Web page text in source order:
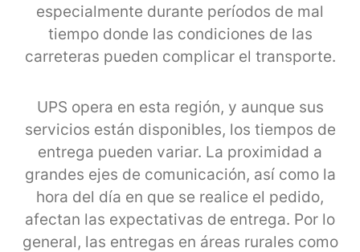
especialmente durante períodos de mal
tiempo donde las condiciones de las
carreteras pueden complicar el transporte.
UPS opera en esta región, y aunque sus
servicios están disponibles, los tiempos de
entrega pueden variar. La proximidad a
grandes ejes de comunicación, así como la
hora del día en que se realice el pedido,
afectan las expectativas de entrega. Por lo
general, las entregas en áreas rurales como